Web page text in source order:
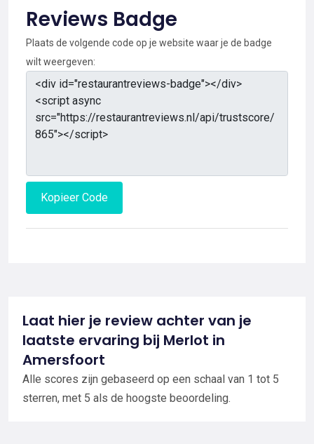
Reviews Badge
Plaats de volgende code op je website waar je de badge
wilt weergeven:
Kopieer Code
Laat hier je review achter van je
laatste ervaring bij Merlot in
Amersfoort
Alle scores zijn gebaseerd op een schaal van 1 tot 5
sterren, met 5 als de hoogste beoordeling.